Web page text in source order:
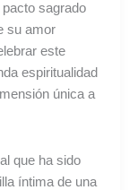
sagrado
su amor
este
espiritualidad
única a
que ha sido
íntima de una